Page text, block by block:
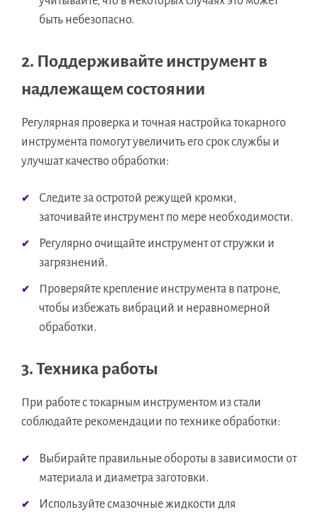
быть небезопасно.
2. Поддерживайте инструмент в
надлежащем состоянии
Регулярная проверка и точная настройка токарного
инструмента помогут увеличить его срок службы и
улучшат качество обработки:
Следите за остротой режущей кромки,
заточивайте инструмент по мере необходимости.
Регулярно очищайте инструмент от стружки и
загрязнений.
Проверяйте крепление инструмента в патроне,
чтобы избежать вибраций и неравномерной
обработки.
3. Техника работы
При работе с токарным инструментом из стали
соблюдайте рекомендации по технике обработки:
Выбирайте правильные обороты в зависимости от
материала и диаметра заготовки.
Используйте смазочные жидкости для